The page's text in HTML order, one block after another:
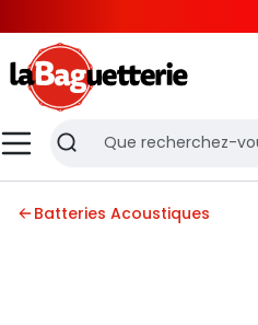
MenuRecherche
Batteries Acoustiques